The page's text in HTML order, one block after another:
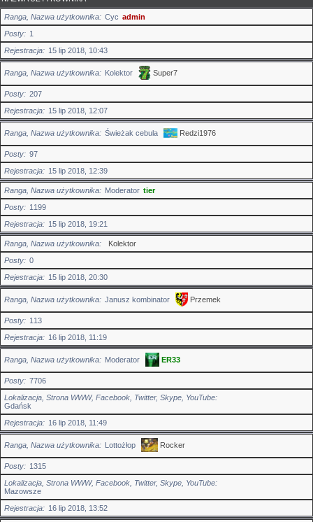
Ranga, Nazwa użytkownika Cyc admin
Posty
1
Rejestracja
15 lip 2018, 10:43
Ranga, Nazwa użytkownika Kolektor Super7
Posty
207
Rejestracja
15 lip 2018, 12:07
Ranga, Nazwa użytkownika Świeżak cebula Redzi1976
Posty
97
Rejestracja
15 lip 2018, 12:39
Ranga, Nazwa użytkownika Moderator tier
Posty
1199
Rejestracja
15 lip 2018, 19:21
Ranga, Nazwa użytkownika
Kolektor
Posty
0
Rejestracja
15 lip 2018, 20:30
Ranga, Nazwa użytkownika Janusz kombinator Przemek
Posty
113
Rejestracja
16 lip 2018, 11:19
Ranga, Nazwa użytkownika Moderator ER33
Posty
7706
Lokalizacja, Strona WWW, Facebook, Twitter, Skype, YouTube
Gdańsk
Rejestracja
16 lip 2018, 11:49
Ranga, Nazwa użytkownika Lottożłop Rocker
Posty
1315
Lokalizacja, Strona WWW, Facebook, Twitter, Skype, YouTube
Mazowsze
Rejestracja
16 lip 2018, 13:52